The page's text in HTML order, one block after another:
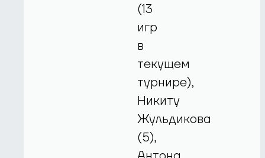
(13
игр
в
текущем
турнире),
Никиту
Жульдикова
(5),